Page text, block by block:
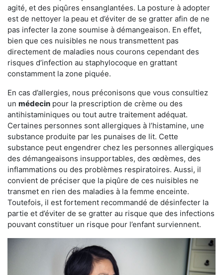
agité, et des piqûres ensanglantées. La posture à adopter
est de nettoyer la peau et d’éviter de se gratter afin de ne
pas infecter la zone soumise à démangeaison. En effet,
bien que ces nuisibles ne nous transmettent pas
directement de maladies nous courons cependant des
risques d’infection au staphylocoque en grattant
constamment la zone piquée.
En cas d’allergies, nous préconisons que vous consultiez
un médecin pour la prescription de crème ou des
antihistaminiques ou tout autre traitement adéquat.
Certaines personnes sont allergiques à l’histamine, une
substance produite par les punaises de lit. Cette
substance peut engendrer chez les personnes allergiques
des démangeaisons insupportables, des œdèmes, des
inflammations ou des problèmes respiratoires. Aussi, il
convient de préciser que la piqûre de ces nuisibles ne
transmet en rien des maladies à la femme enceinte.
Toutefois, il est fortement recommandé de désinfecter la
partie et d’éviter de se gratter au risque que des infections
pouvant constituer un risque pour l’enfant surviennent.